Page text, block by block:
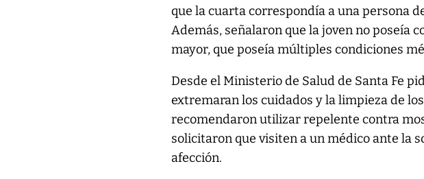
que la cuarta correspondía a una persona
Además, señalaron que la joven no poseía
mayor, que poseía múltiples condiciones
Desde el Ministerio de Salud de Santa Fe
extremaran los cuidados y la limpieza de
recomendaron utilizar repelente contra
solicitaron que visiten a un médico ante la
afección.